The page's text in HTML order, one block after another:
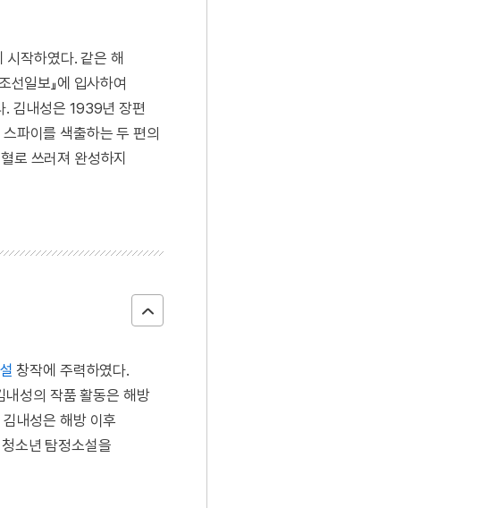
시작하였다. 같은 해
선일보』에 입사하여
. 김내성은 1939년 장편
파이를 색출하는 두 편의
로 쓰러져 완성하지
창작에 주력하였다.
내성의 작품 활동은 해방
김내성은 해방 이후
청소년 탐정소설을